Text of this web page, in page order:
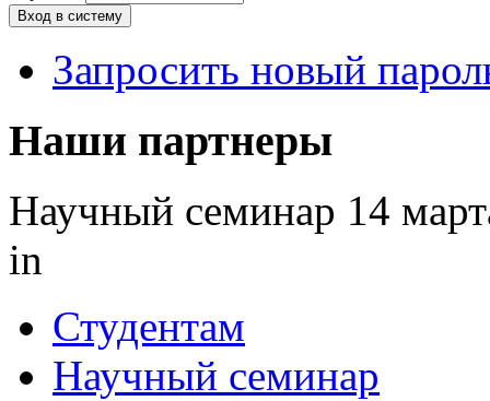
Запросить новый
Наши партнеры
Научный семинар 14
in
Студентам
Научный семинар